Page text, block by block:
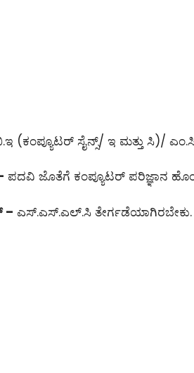
(ಕಂಪ್ಯೂಟರ್ ಸೈನ್ಸ್/ ಇ ಮತ್ತು ಸಿ)/
ಪದವಿ ಜೊತೆಗೆ ಕಂಪ್ಯೂಟರ್ ಪರಿಜ್ಞಾನ
– ಎಸ್.ಎಸ್.ಎಲ್.ಸಿ ತೇರ್ಗಡೆಯಾಗಿರಬೇಕು.